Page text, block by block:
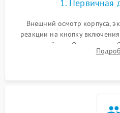
Перегрев из‑за пыли,
неисправности кулера
Выход из строя SSD или
HDD: медленная загрузка,
1. Первичная
Внешний осмотр корпуса,
реакции на кнопку
устройства. Оценка
лабораторного блока